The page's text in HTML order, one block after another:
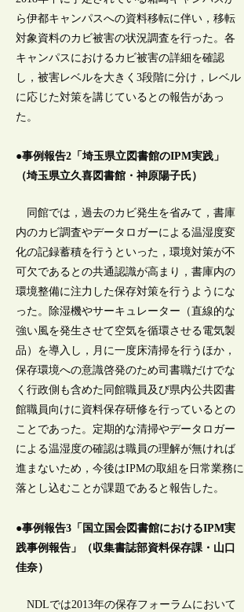
ら伊都キャンパスへの資料移転に伴い，移転
対象資料のカビ被害の状況調査を行った。各
キャンパスにおけるカビ被害の詳細を確認
し，被害レベルを大きく3段階に分け，レベル
に応じた対策を講じているとの報告があっ
た。
●事例報告2「埼玉県立図書館のIPM実践」
（埼玉県立久喜図書館・神原陽子氏）
同館では，過去のカビ発生を省みて，書庫
内のカビ調査やデータロガーによる温湿度変
化の記録蓄積を行うといった，環境対策が不
可欠であるとの共通認識が高まり，書庫内の
環境整備に注力した保存対策を行うようにな
った。除湿機やサーキュレーター（直線的な
強い風を発生させて空気を循環させる電気製
品）を導入し，月に一度床清掃を行うほか，
保存環境への意識啓発のため司書職だけでな
く行政側も含めた同館職員及び県内公共図書
館職員向けに資料保存研修を行っているとの
ことであった。定期的な清掃やデータロガー
による温湿度の確認は職員の理解が無ければ
進まないため，今後はIPMの取組を日常業務に
落とし込むことが課題であると報告した。
●事例報告3「国立国会図書館におけるIPM実
践事例報告」（収集書誌部資料保存課・山口
佳奈）
NDLでは2013年の保存フォーラムにおいて